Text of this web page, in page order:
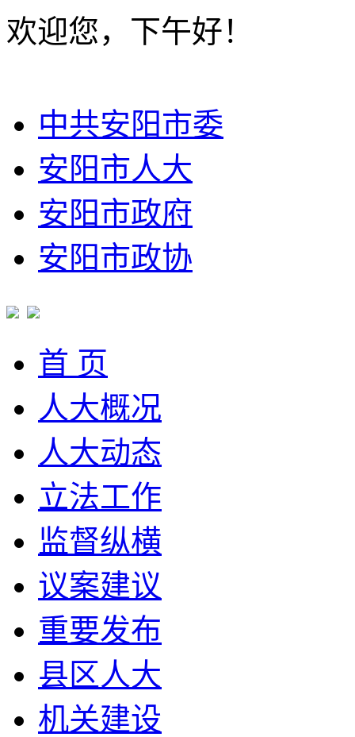
欢迎您，下午好！
中共安阳市委
安阳市人大
安阳市政府
安阳市政协
首 页
人大概况
人大动态
立法工作
监督纵横
议案建议
重要发布
县区人大
机关建设